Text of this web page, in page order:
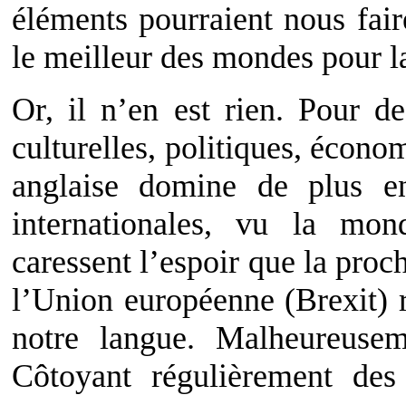
éléments pourraient nous
le meilleur des mondes pour
Or, il n’en est rien. Pour
culturelles, politiques,
anglaise domine de plus
internationales, vu la
caressent l’espoir que la
l’Union européenne (Brexit)
notre langue.
Côtoyant régulièrement